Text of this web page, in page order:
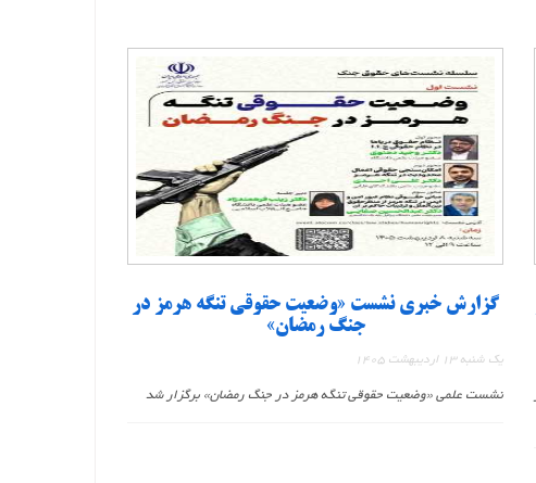
گزارش خبری نشست «وضعیت حقوقی تنگه هرمز در
جنگ رمضان»
یک شنبه 13 اردیبهشت 1405
نشست علمی «وضعیت حقوقی تنگه هرمز در جنگ رمضان» برگزار شد